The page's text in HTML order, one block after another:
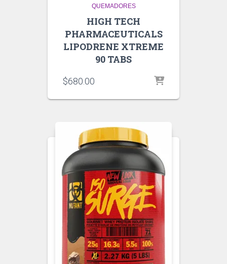
QUEMADORES
HIGH TECH
PHARMACEUTICALS
LIPODRENE XTREME
90 TABS
$680.00